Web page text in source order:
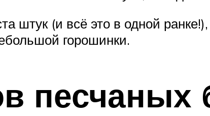
штук (и всё это в одной
горошинки.
песчаных